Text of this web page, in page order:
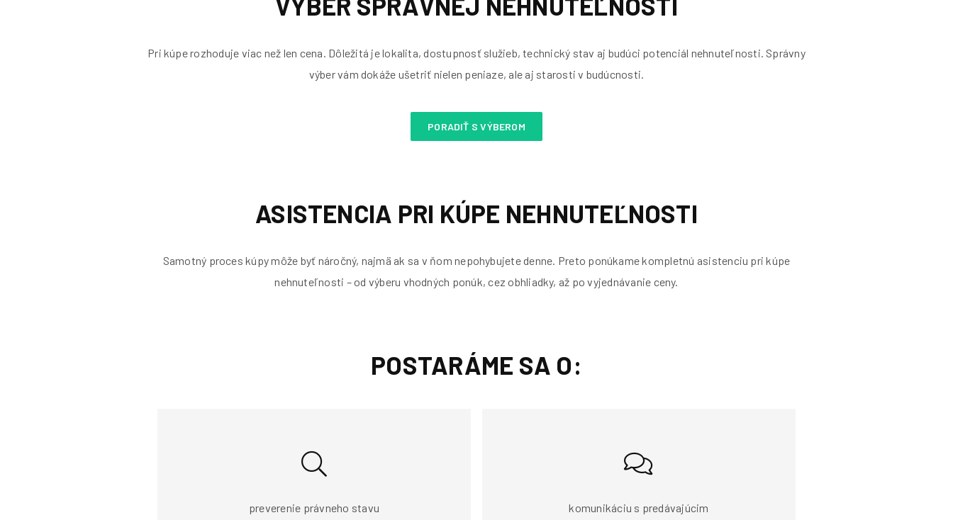
Pri kúpe rozhoduje viac než len cena. Dôležitá je lokalita, dostupnosť služieb, technický stav aj budúci potenciál nehnuteľnosti. Správny
výber vám dokáže ušetriť nielen peniaze, ale aj starosti v budúcnosti.
PORADIŤ S VÝBEROM
ASISTENCIA PRI KÚPE NEHNUTEĽNOSTI
Samotný proces kúpy môže byť náročný, najmä ak sa v ňom nepohybujete denne. Preto ponúkame kompletnú asistenciu pri kúpe
nehnuteľnosti – od výberu vhodných ponúk, cez obhliadky, až po vyjednávanie ceny.
POSTARÁME SA O:
preverenie právneho stavu
komunikáciu s predávajúcim